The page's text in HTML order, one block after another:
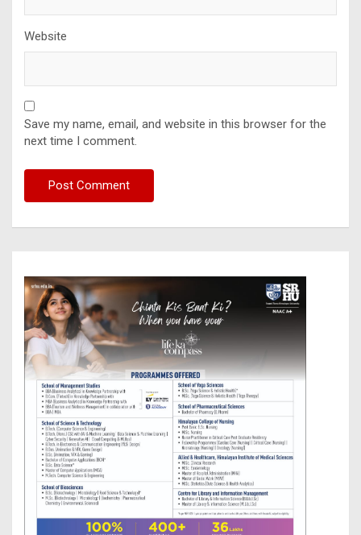
Website
Save my name, email, and website in this browser for the
next time I comment.